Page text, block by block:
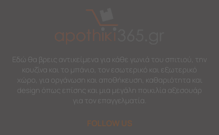
Εδώ θα βρεις αντικείμενα για κάθε γωνιά του σπιτιού, την
κουζίνα και το μπάνιο, τον εσωτερικό και εξωτερικό
χώρο, για οργάνωση και αποθήκευση, καθαριότητα και
design όπως επίσης και μια μεγάλη ποικιλία αξεσουάρ
για τον επαγγελματία.
FOLLOW US